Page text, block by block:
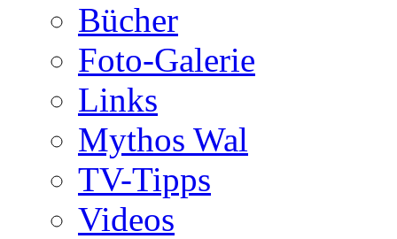
Bücher
Foto-Galerie
Links
Mythos Wal
TV-Tipps
Videos